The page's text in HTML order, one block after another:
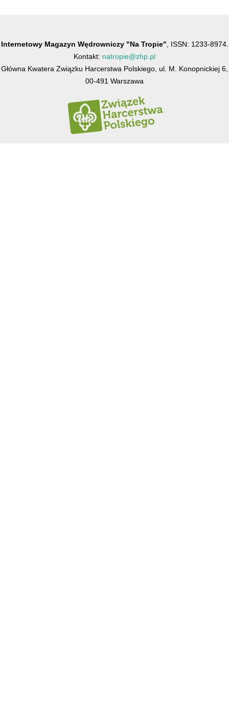
Internetowy Magazyn Wędrowniczy "Na Tropie" , ISSN: 1233-8974.
Kontakt: natropie@zhp.pl
Główna Kwatera Związku Harcerstwa Polskiego, ul. M. Konopnickiej 6,
00-491 Warszawa